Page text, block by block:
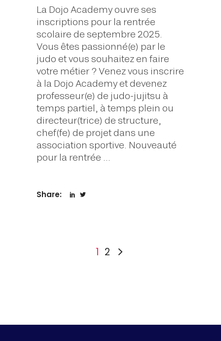
La Dojo Academy ouvre ses
inscriptions pour la rentrée
scolaire de septembre 2025.
Vous êtes passionné(e) par le
judo et vous souhaitez en faire
votre métier ? Venez vous inscrire
à la Dojo Academy et devenez
professeur(e) de judo-jujitsu à
temps partiel, à temps plein ou
directeur(trice) de structure,
chef(fe) de projet dans une
association sportive. Nouveauté
pour la rentrée
Share:
1 2